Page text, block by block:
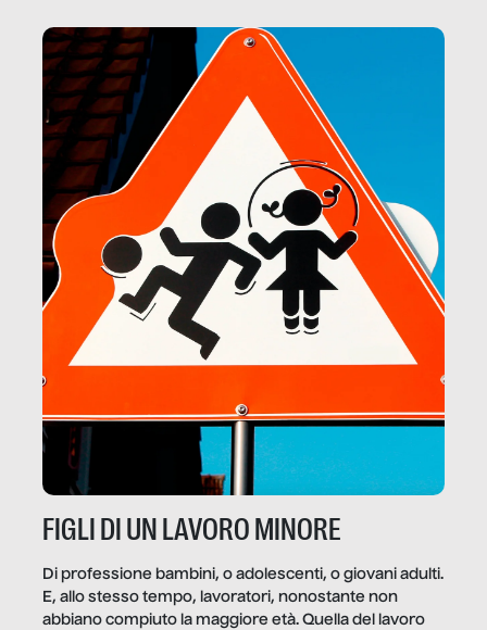
FIGLI DI UN LAVORO MINORE
Di professione bambini, o adolescenti, o giovani adulti.
E, allo stesso tempo, lavoratori, nonostante non
abbiano compiuto la maggiore età. Quella del lavoro